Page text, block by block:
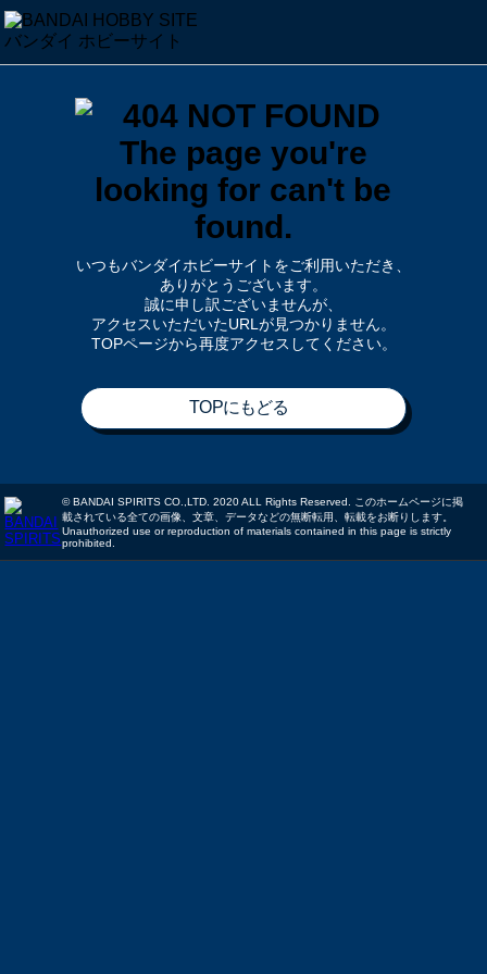
いつもバンダイホビーサイトをご利用いただき、
ありがとうございます。
誠に申し訳ございませんが、
アクセスいただいたURLが見つかりません。
TOPページから再度アクセスしてください。
TOPにもどる
© BANDAI SPIRITS CO.,LTD. 2020 ALL Rights Reserved. このホームページに掲
載されている全ての画像、文章、データなどの無断転用、転載をお断りします。
Unauthorized use or reproduction of materials contained in this page is strictly
prohibited.